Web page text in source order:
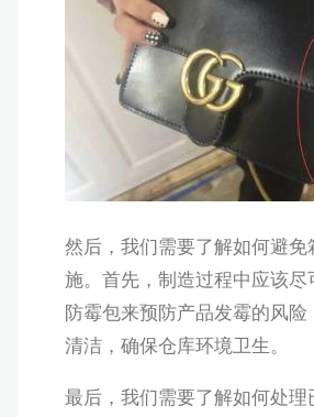
然后，我们需要了解如何避
施。首先，制造过程中应该
防霉包来预防产品发霉的风
清洁，确保仓库环境卫生。
最后，我们需要了解如何处